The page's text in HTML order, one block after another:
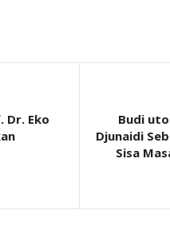
Dr. Eko
Budi
Djunaidi
Sisa